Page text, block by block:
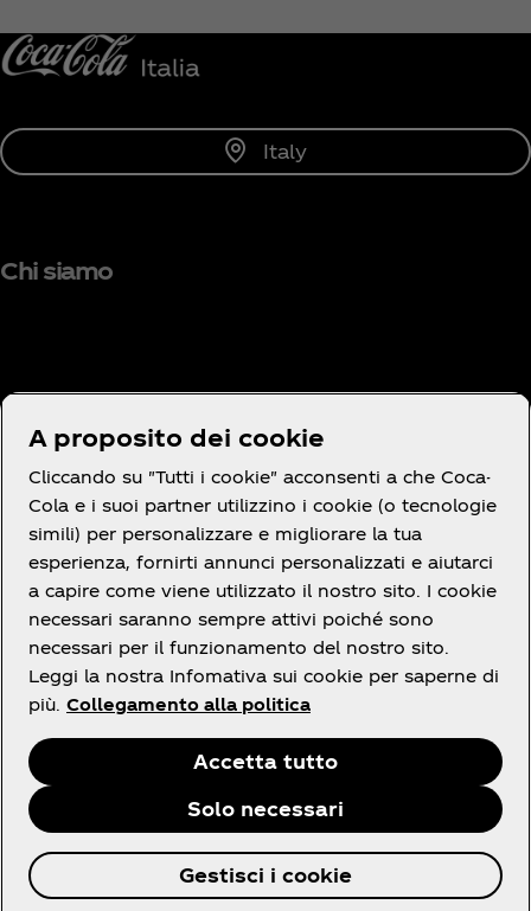
Italy
Chi siamo
Hai bisogno di aiuto?
Termini e Condizioni
Facebook
X linkedin
Youtube
Instagram
© 2026 The Coca‑Cola Company. Tutti i diritti
riservati.
A proposito dei cookie
Cliccando su "Tutti i cookie" acconsenti a che Coca-
Cola e i suoi partner utilizzino i cookie (o tecnologie
simili) per personalizzare e migliorare la tua
esperienza, fornirti annunci personalizzati e aiutarci
a capire come viene utilizzato il nostro sito. I cookie
necessari saranno sempre attivi poiché sono
necessari per il funzionamento del nostro sito.
Leggi la nostra Infomativa sui cookie per saperne di
più. Collegamento alla politica
Accetta tutto
Solo necessari
Gestisci i cookie